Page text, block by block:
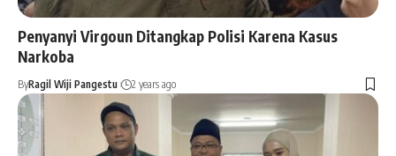
Penyanyi Virgoun Ditangkap Polisi Karena Kasus
Narkoba
ByRagil Wiji Pangestu 2 years ago